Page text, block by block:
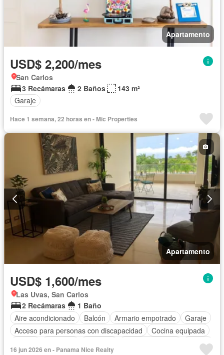
Apartamento
USD$ 2,200/mes
San Carlos
3 Recámaras
2 Baños
143 m²
Garaje
Hace 1 semana, 22 horas en - Mic Properties
Apartamento
USD$ 1,600/mes
Las Uvas, San Carlos
2 Recámaras
1 Baño
Aire acondicionado
Balcón Armario empotrado
Garaje
Acceso para personas con discapacidad
Cocina equipada
Piscina
16 jun 2026 en - Panama Nice Realty